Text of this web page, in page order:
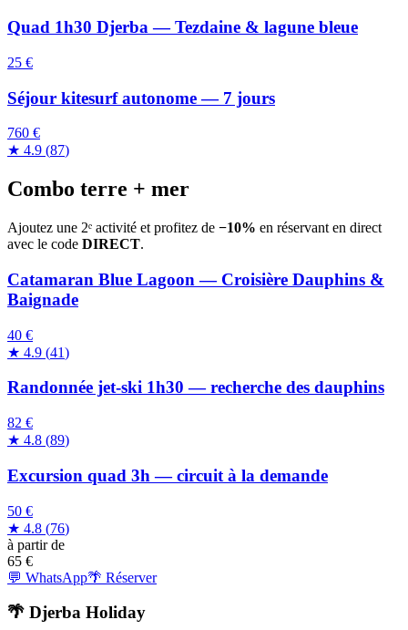
Quad 1h30 Djerba — Tezdaine & lagune bleue
25 €
Séjour kitesurf autonome — 7 jours
760 €
★ 4.9 (87)
Combo terre + mer
Ajoutez une 2ᵉ activité et profitez de −10% en réservant en direct
avec le code DIRECT.
Catamaran Blue Lagoon — Croisière Dauphins &
Baignade
40 €
★ 4.9 (41)
Randonnée jet-ski 1h30 — recherche des dauphins
82 €
★ 4.8 (89)
Excursion quad 3h — circuit à la demande
50 €
★ 4.8 (76)
à partir de
65 €
💬 WhatsApp🌴 Réserver
🌴 Djerba Holiday